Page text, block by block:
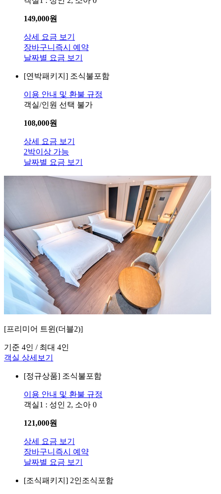
149,000원
상세 요금 보기
장바구니 즉시 예약
날짜별 요금 보기
[연박패키지] 조식불포함
이용 안내 및 환불 규정
객실/인원 선택 불가
108,000원
상세 요금 보기
2박이상 가능
날짜별 요금 보기
[프리미어 트윈(더블2)]
기준 4인 / 최대 4인
객실 상세보기
[정규상품] 조식불포함
이용 안내 및 환불 규정
객실1 : 성인 2, 소아 0
121,000원
상세 요금 보기
장바구니 즉시 예약
날짜별 요금 보기
[조식패키지] 2인조식포함